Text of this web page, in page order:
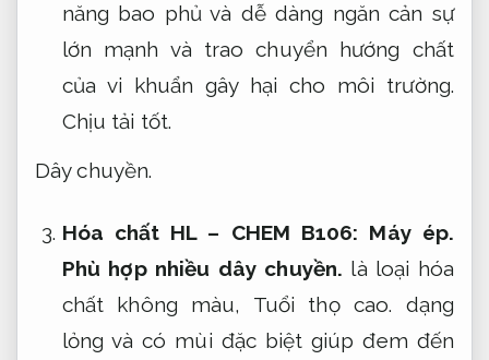
năng bao phủ và dễ dàng ngăn cản sự
lớn mạnh và trao chuyển hướng chất
của vi khuẩn gây hại cho môi trường.
Chịu tải tốt.
Dây chuyền.
Hóa chất HL – CHEM B106: Máy ép.
Phù hợp nhiều dây chuyền. là loại hóa
chất không màu, Tuổi thọ cao. dạng
lỏng và có mùi đặc biệt giúp đem đến